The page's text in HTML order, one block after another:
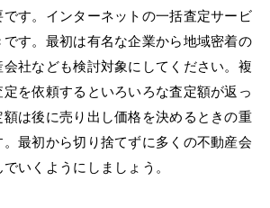
す。インターネットの一括査定サービ
す。最初は有名な企業から地域密着の
社なども検討対象にしてください。複
を依頼するといろいろな査定額が返っ
は後に売り出し価格を決めるときの重
最初から切り捨てずに多くの不動産会
いくようにしましょう。